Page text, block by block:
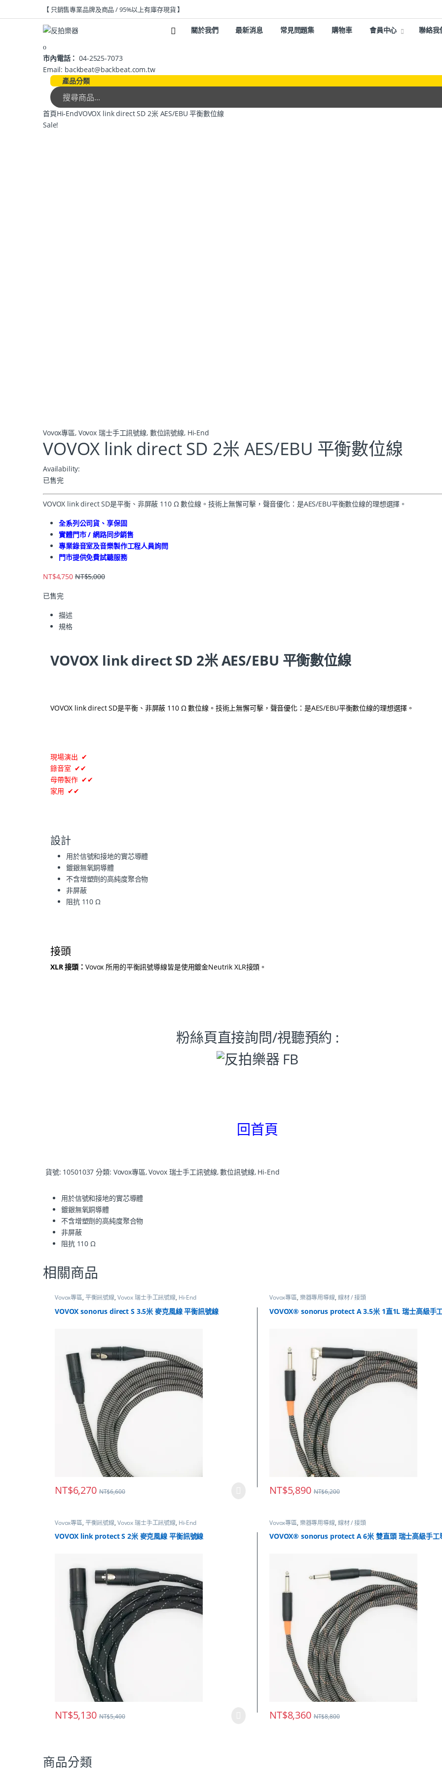
【 只銷售專業品牌及商品 / 95%以上有庫存現貨 】
關於我們 最新消息 常見問題集 購物車 會員中心 聯絡我
市內電話： 04-2525-7073
Email: backbeat@backbeat.com.tw
產品分類
首頁Hi-EndVOVOX link direct SD 2米 AES/EBU 平衡數位線
Sale!
Vovox專區, Vovox 瑞士手工訊號線, 數位訊號線, Hi-End
VOVOX link direct SD 2米 AES/EBU 平衡數位線
Availability:
已售完
VOVOX link direct SD是平衡、非屏蔽 110 Ω 數位線。技術上無懈可擊，聲音優化：是AES/EBU平衡數位線的理想選擇。
全系列公司貨、享保固
實體門市 / 網路同步銷售
專業錄音室及音樂製作工程人員詢問
門市提供免費試聽服務
NT$4,750 NT$5,000
已售完
描述
規格
VOVOX link direct SD 2米 AES/EBU 平衡數位線
VOVOX link direct SD是平衡、非屏蔽 110 Ω 數位線。技術上無懈可擊，聲音優化：是AES/EBU平衡數位線的理想選擇。
現場演出 ✔
錄音室 ✔✔
母帶製作 ✔✔
家用 ✔✔
設計
用於信號和接地的實芯導體
鍍銀無氧銅導體
不含增塑劑的高純度聚合物
非屏蔽
阻抗 110 Ω
接頭
XLR 接頭：Vovox 所用的平衡訊號導線皆是使用鍍金Neutrik XLR接頭。
粉絲頁直接詢問/視聽預約 :
回首頁
貨號: 10501037 分類: Vovox專區,Vovox 瑞士手工訊號線,數位訊號線, Hi-End
用於信號和接地的實芯導體
鍍銀無氧銅導體
不含增塑劑的高純度聚合物
非屏蔽
阻抗 110 Ω
相關商品
Vovox專區, 平衡訊號線, Vovox 瑞士手工訊號線, Hi-End
VOVOX sonorus direct S 3.5米 麥克風線 平衡訊號線
NT$6,270 NT$6,600
Vovox專區, 樂器專用導線, 線材 / 接頭
VOVOX® sonorus protect A 3.5米 1直1L 瑞士高級手
NT$5,890 NT$6,200
Vovox專區, 平衡訊號線, Vovox 瑞士手工訊號線, Hi-End
VOVOX link protect S 2米 麥克風線 平衡訊號線
NT$5,130 NT$5,400
Vovox專區, 樂器專用導線, 線材 / 接頭
VOVOX® sonorus protect A 6米 雙直頭 瑞士高級手工
NT$8,360 NT$8,800
商品分類